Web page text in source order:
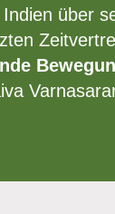
über